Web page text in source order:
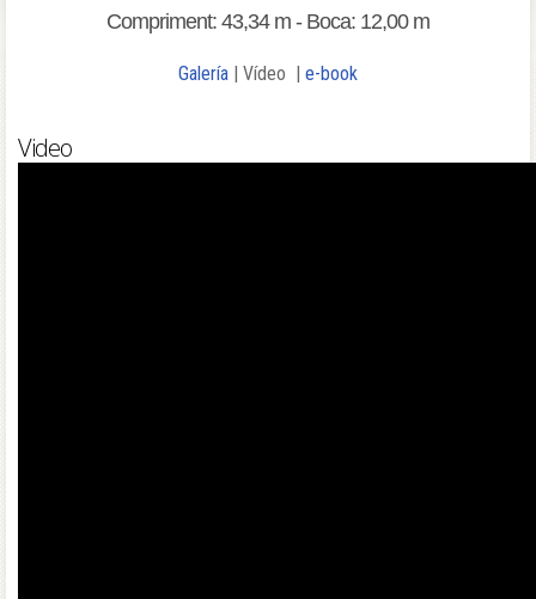
Compriment: 43,34 m - Boca: 12,00 m
Galería | Vídeo | e-book
Video